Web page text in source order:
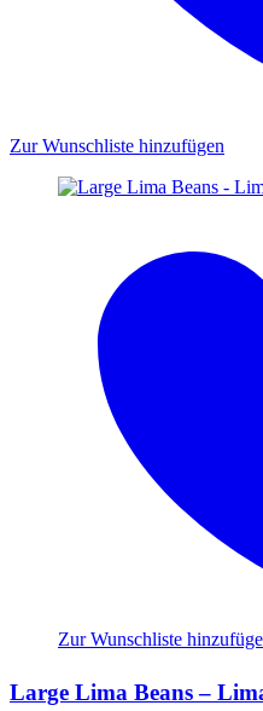
Zur Wunschliste hinzufügen
Zur Wunschliste
Large Lima Beans –